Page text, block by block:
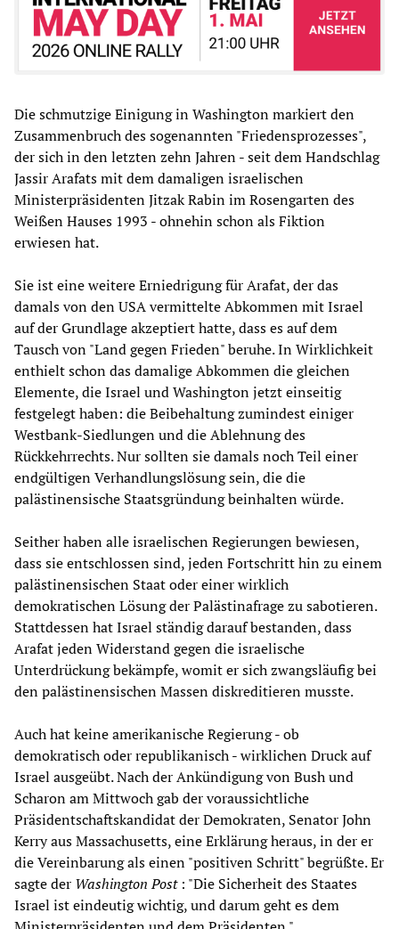
Die schmutzige Einigung in Washington markiert den
Zusammenbruch des sogenannten "Friedensprozesses",
der sich in den letzten zehn Jahren - seit dem Handschlag
Jassir Arafats mit dem damaligen israelischen
Ministerpräsidenten Jitzak Rabin im Rosengarten des
Weißen Hauses 1993 - ohnehin schon als Fiktion
erwiesen hat.
Sie ist eine weitere Erniedrigung für Arafat, der das
damals von den USA vermittelte Abkommen mit Israel
auf der Grundlage akzeptiert hatte, dass es auf dem
Tausch von "Land gegen Frieden" beruhe. In Wirklichkeit
enthielt schon das damalige Abkommen die gleichen
Elemente, die Israel und Washington jetzt einseitig
festgelegt haben: die Beibehaltung zumindest einiger
Westbank-Siedlungen und die Ablehnung des
Rückkehrrechts. Nur sollten sie damals noch Teil einer
endgültigen Verhandlungslösung sein, die die
palästinensische Staatsgründung beinhalten würde.
Seither haben alle israelischen Regierungen bewiesen,
dass sie entschlossen sind, jeden Fortschritt hin zu einem
palästinensischen Staat oder einer wirklich
demokratischen Lösung der Palästinafrage zu sabotieren.
Stattdessen hat Israel ständig darauf bestanden, dass
Arafat jeden Widerstand gegen die israelische
Unterdrückung bekämpfe, womit er sich zwangsläufig bei
den palästinensischen Massen diskreditieren musste.
Auch hat keine amerikanische Regierung - ob
demokratisch oder republikanisch - wirklichen Druck auf
Israel ausgeübt. Nach der Ankündigung von Bush und
Scharon am Mittwoch gab der voraussichtliche
Präsidentschaftskandidat der Demokraten, Senator John
Kerry aus Massachusetts, eine Erklärung heraus, in der er
die Vereinbarung als einen "positiven Schritt" begrüßte. Er
sagte der Washington Post: "Die Sicherheit des Staates
Israel ist eindeutig wichtig, und darum geht es dem